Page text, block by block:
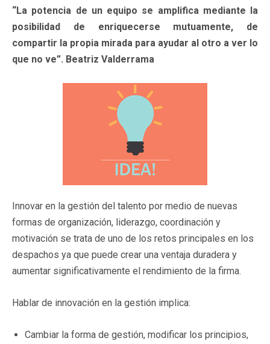
“La potencia de un equipo se amplifica mediante la
posibilidad de enriquecerse mutuamente, de
compartir la propia mirada para ayudar al otro a ver lo
que no ve”. Beatriz Valderrama
Innovar en la gestión del talento por medio de nuevas
formas de organización, liderazgo, coordinación y
motivación se trata de uno de los retos principales en los
despachos ya que puede crear una ventaja duradera y
aumentar significativamente el rendimiento de la firma.
Hablar de innovación en la gestión implica:
Cambiar la forma de gestión, modificar los principios,